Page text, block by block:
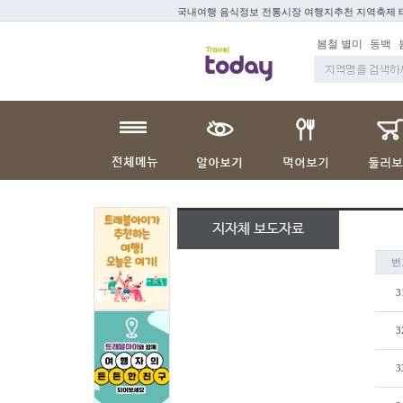
국내여행 음식정보 전통시장 여행지추천 지역축제
봄철 별미 동백
지자체 보도자료
번